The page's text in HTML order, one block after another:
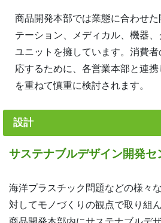
商品開発本部では業態に合わせ
テーション、メディカル、機器
ユニットを擁しています。消費
応するために、各営業本部と連
を重ねて慎重に検討されます。
設計
サステナブルデザイン開発セ
海洋プラスチック問題などの様々
対してモノづくりの観点で取り組